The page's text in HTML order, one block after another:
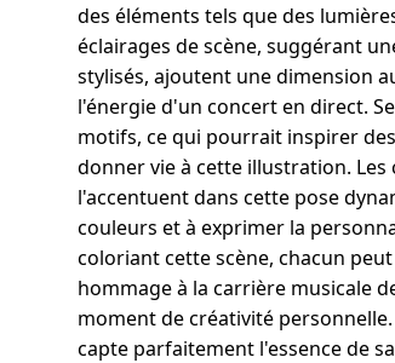
des éléments tels que des
éclairages de scène, suggérant
stylisés, ajoutent une dimension
l'énergie d'un concert en direct.
motifs, ce qui pourrait inspirer
donner vie à cette illustration.
l'accentuent dans cette pose
couleurs et à exprimer la
coloriant cette scène, chacun
hommage à la carrière musicale
moment de créativité
capte parfaitement l'essence de